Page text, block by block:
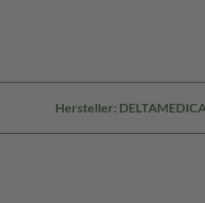
Hersteller: